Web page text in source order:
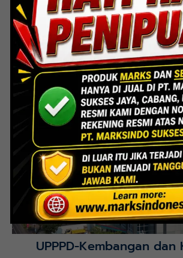
Lihat Detail Proyek
Interior Bank BTN
Lihat Detail Proyek
UPPPD-Kembangan dan